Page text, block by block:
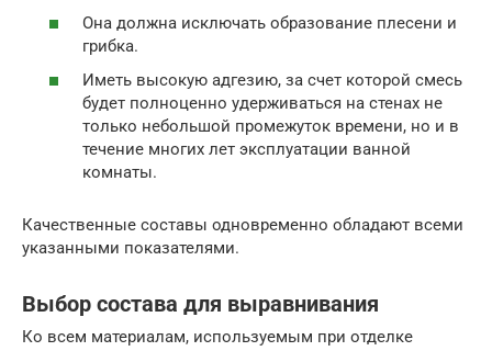
Она должна исключать образование плесени и
грибка.
Иметь высокую адгезию, за счет которой смесь
будет полноценно удерживаться на стенах не
только небольшой промежуток времени, но и в
течение многих лет эксплуатации ванной
комнаты.
Качественные составы одновременно обладают всеми
указанными показателями.
Выбор состава для выравнивания
Ко всем материалам, используемым при отделке